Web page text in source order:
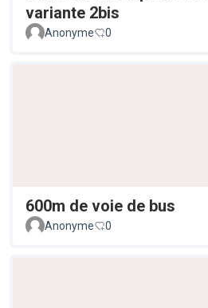
variante 2bis
Anonyme 0
600m de voie de bus
Anonyme 0